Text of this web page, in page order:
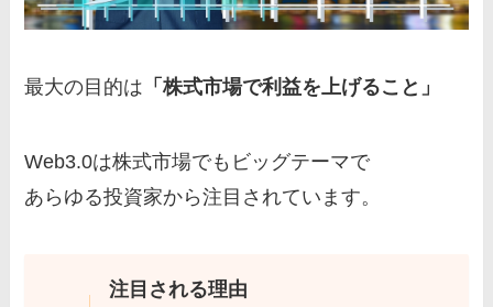
最大の目的は 「株式市場で利益を上げること」
Web3.0は株式市場でもビッグテーマで
あらゆる投資家から注目されています。
注目される理由